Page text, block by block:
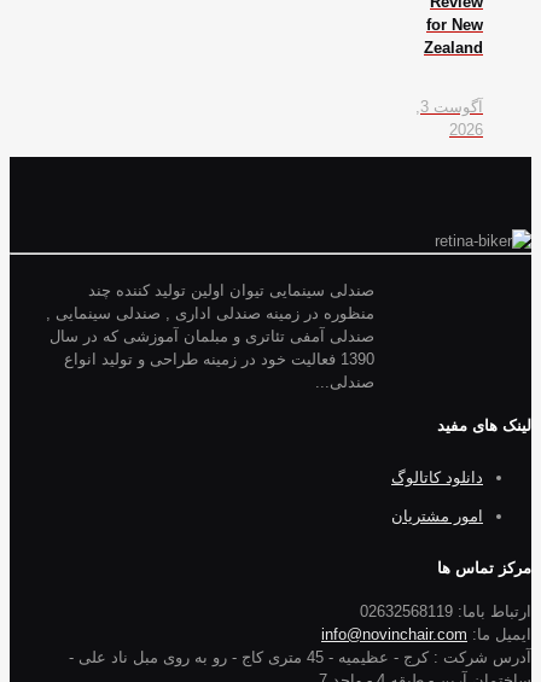
for New
Zealand
آگوست 3,
2026
صندلی سینمایی تیوان اولین تولید کننده چند
منظوره در زمینه صندلی اداری , صندلی سینمایی ,
صندلی آمفی تئاتری و مبلمان آموزشی که در سال
1390 فعالیت خود در زمینه طراحی و تولید انواع
صندلی...
لینک های مفید
دانلود کاتالوگ
امور مشتریان
مرکز تماس ها
ارتباط باما: 02632568119
ایمیل ما: info@novinchair.com
آدرس شرکت : کرج - عظیمیه - 45 متری کاج - رو به روی مبل ناد علی -